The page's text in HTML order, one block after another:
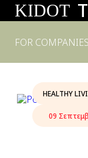
KIDOT
FOR COMPANIES
HEALTHY
09